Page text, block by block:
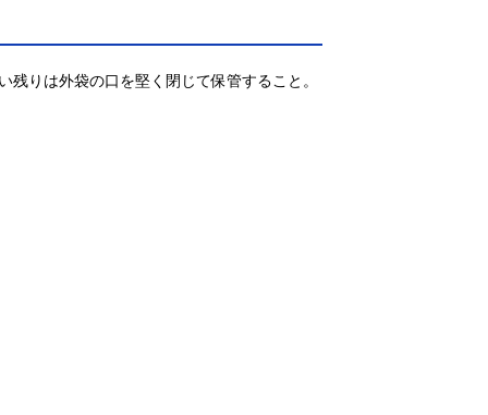
りは外袋の口を堅く閉じて保管すること。